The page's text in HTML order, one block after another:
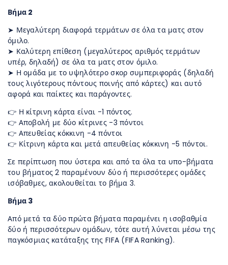
Βήμα 2
➤ Μεγαλύτερη διαφορά τερμάτων σε όλα τα ματς στον
όμιλο.
➤ Καλύτερη επίθεση (μεγαλύτερος αριθμός τερμάτων
υπέρ, δηλαδή) σε όλα τα ματς στον όμιλο.
➤ Η ομάδα με το υψηλότερο σκορ συμπεριφοράς (δηλαδή
τους λιγότερους πόντους ποινής από κάρτες) και αυτό
αφορά και παίκτες και παράγοντες.
👉 Η κίτρινη κάρτα είναι -1 πόντος.
👉 Αποβολή με δύο κίτρινες -3 πόντοι
👉 Απευθείας κόκκινη -4 πόντοι
👉 Κίτρινη κάρτα και μετά απευθείας κόκκινη -5 πόντοι.
Σε περίπτωση που ύστερα και από τα όλα τα υπο-βήματα
του βήματος 2 παραμένουν δύο ή περισσότερες ομάδες
ισόβαθμες, ακολουθείται το βήμα 3.
Βήμα 3
Από μετά τα δύο πρώτα βήματα παραμένει η ισοβαθμία
δύο ή περισσότερων ομάδων, τότε αυτή λύνεται μέσω της
παγκόσμιας κατάταξης της FIFA (FIFA Ranking).